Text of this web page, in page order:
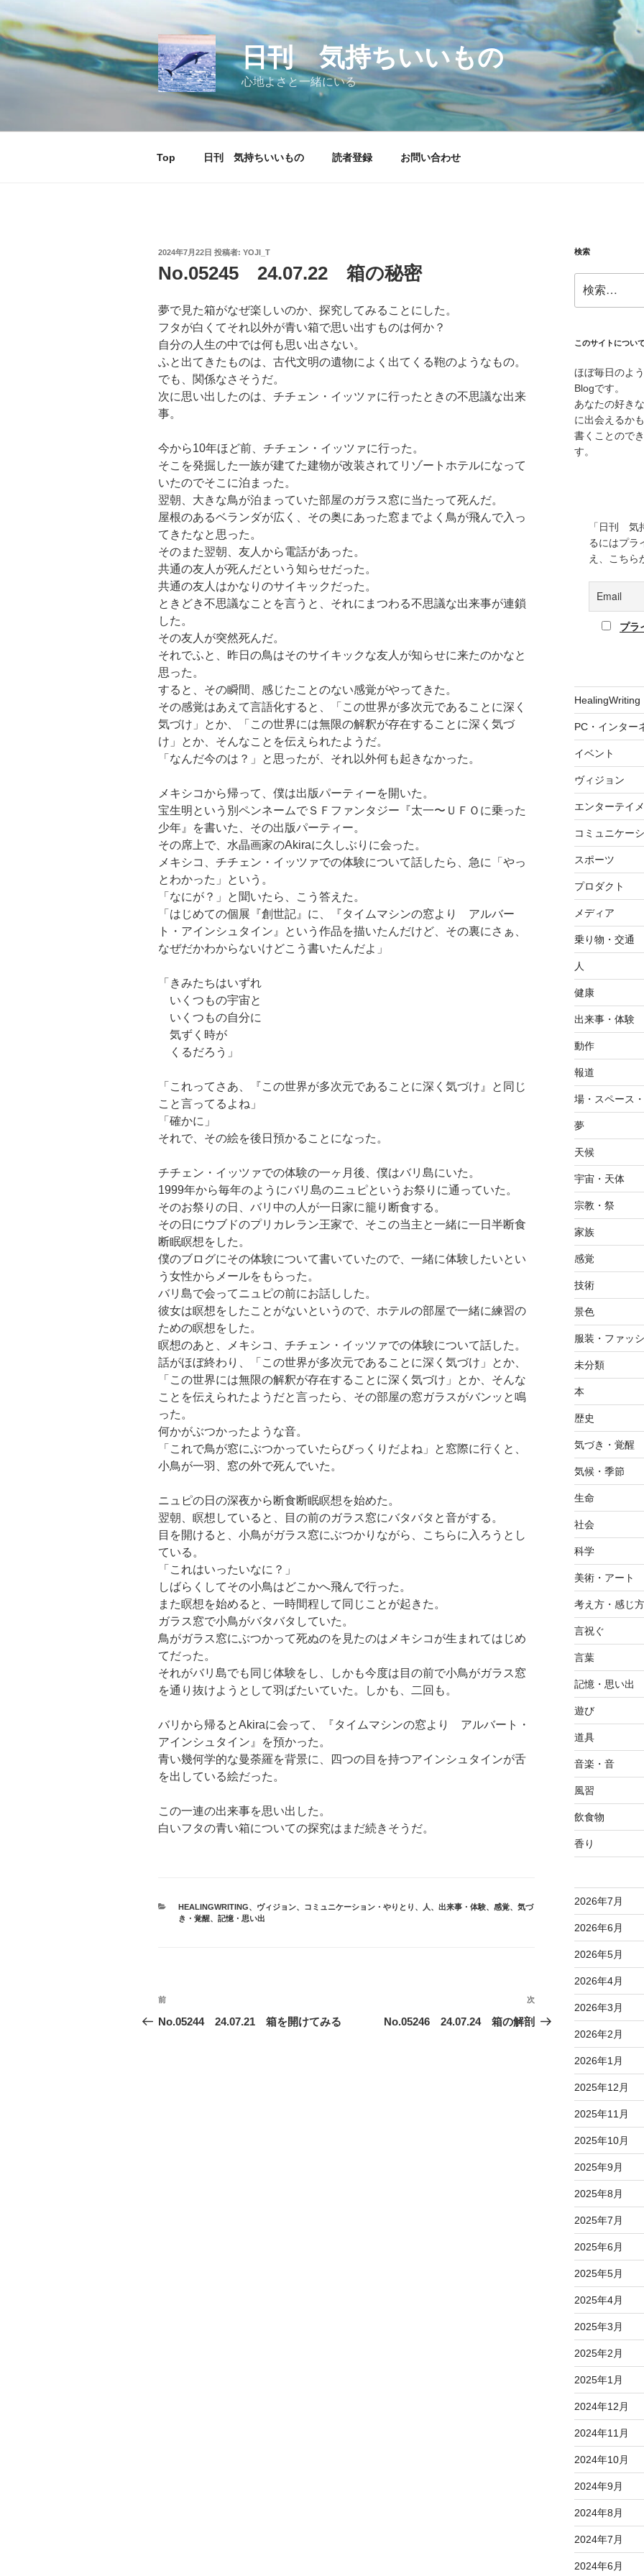
ン
テ
ン
キ
日刊 気持ちいいもの
心地よさと一緒にいる
Top 日刊 気持ちいいもの 読者登録 お問い合わせ
投
日:
2024年7月22日 投稿者: YOJI_T
No.05245 24.07.22 箱の秘密
夢で見た箱がなぜ楽しいのか、探究してみることにした。
フタが白くてそれ以外が青い箱で思い出すものは何か？
自分の人生の中では何も思い出さない。
ふと出てきたものは、古代文明の遺物によく出てくる鞄のようなもの。
でも、関係なさそうだ。
次に思い出したのは、チチェン・イッツァに行ったときの不思議な出来
事。
今から10年ほど前、チチェン・イッツァに行った。
そこを発掘した一族が建てた建物が改装されてリゾートホテルになって
いたのでそこに泊まった。
翌朝、大きな鳥が泊まっていた部屋のガラス窓に当たって死んだ。
屋根のあるベランダが広く、その奥にあった窓までよく鳥が飛んで入っ
てきたなと思った。
そのまた翌朝、友人から電話があった。
共通の友人が死んだという知らせだった。
共通の友人はかなりのサイキックだった。
ときどき不思議なことを言うと、それにまつわる不思議な出来事が連鎖
した。
その友人が突然死んだ。
それでふと、昨日の鳥はそのサイキックな友人が知らせに来たのかなと
思った。
すると、その瞬間、感じたことのない感覚がやってきた。
その感覚はあえて言語化すると、「この世界が多次元であることに深く
気づけ」とか、「この世界には無限の解釈が存在することに深く気づ
け」とか、そんなことを伝えられたようだ。
「なんだ今のは？」と思ったが、それ以外何も起きなかった。
メキシコから帰って、僕は出版パーティーを開いた。
宝生明という別ペンネームでＳＦファンタジー『太一〜ＵＦＯに乗った
少年』を書いた、その出版パーティー。
その席上で、水晶画家のAkiraに久しぶりに会った。
メキシコ、チチェン・イッツァでの体験について話したら、急に「やっ
とわかった」という。
「なにが？」と聞いたら、こう答えた。
「はじめての個展『創世記』に、『タイムマシンの窓より アルバー
ト・アインシュタイン』という作品を描いたんだけど、その裏にさぁ、
なぜだかわからないけどこう書いたんだよ」
「きみたちはいずれ
いくつもの宇宙と
いくつもの自分に
気ずく時が
くるだろう」
「これってさあ、『この世界が多次元であることに深く気づけ』と同じ
こと言ってるよね」
「確かに」
それで、その絵を後日預かることになった。
チチェン・イッツァでの体験の一ヶ月後、僕はバリ島にいた。
1999年から毎年のようにバリ島のニュピというお祭りに通っていた。
そのお祭りの日、バリ中の人が一日家に籠り断食する。
その日にウブドのプリカレラン王家で、そこの当主と一緒に一日半断食
断眠瞑想をした。
僕のブログにその体験について書いていたので、一緒に体験したいとい
う女性からメールをもらった。
バリ島で会ってニュピの前にお話しした。
彼女は瞑想をしたことがないというので、ホテルの部屋で一緒に練習の
ための瞑想をした。
瞑想のあと、メキシコ、チチェン・イッツァでの体験について話した。
話がほぼ終わり、「この世界が多次元であることに深く気づけ」とか、
「この世界には無限の解釈が存在することに深く気づけ」とか、そんな
ことを伝えられたようだと言ったら、その部屋の窓ガラスがバンッと鳴
った。
何かがぶつかったような音。
「これで鳥が窓にぶつかっていたらびっくりだよね」と窓際に行くと、
小鳥が一羽、窓の外で死んでいた。
ニュピの日の深夜から断食断眠瞑想を始めた。
翌朝、瞑想していると、目の前のガラス窓にバタバタと音がする。
目を開けると、小鳥がガラス窓にぶつかりながら、こちらに入ろうとし
ている。
「これはいったいなに？」
しばらくしてその小鳥はどこかへ飛んで行った。
また瞑想を始めると、一時間程して同じことが起きた。
ガラス窓で小鳥がバタバタしていた。
鳥がガラス窓にぶつかって死ぬのを見たのはメキシコが生まれてはじめ
てだった。
それがバリ島でも同じ体験をし、しかも今度は目の前で小鳥がガラス窓
を通り抜けようとして羽ばたいていた。しかも、二回も。
バリから帰るとAkiraに会って、『タイムマシンの窓より アルバート・
アインシュタイン』を預かった。
青い幾何学的な曼荼羅を背景に、四つの目を持つアインシュタインが舌
を出している絵だった。
この一連の出来事を思い出した。
白いフタの青い箱についての探究はまだ続きそうだ。
カ
テ
HEALINGWRITING、 ヴィジョン、 コミュニケーション・やりとり 、 人 、 出来事・体験、 感覚、 気づ
き・覚醒、 記憶・思い出
投
稿
前
の
前
No.05244 24.07.21 箱を開けてみる
次
の
次
No.05246 24.07.24 箱の解剖
検索
索:
このサイトについ
ほぼ毎日のよ
Blogです。
あなたの好き
に出会えるか
書くことので
す。
「日刊 気
るにはプラ
え、こちら
プラ
HealingWriting
PC・インター
イベント
ヴィジョン
エンターテイ
コミュニケー
スポーツ
プロダクト
メディア
乗り物・交通
人
健康
出来事・体験
動作
報道
場・スペース
夢
天候
宇宙・天体
宗教・祭
家族
感覚
技術
景色
服装・ファッ
未分類
本
歴史
気づき・覚醒
気候・季節
生命
社会
科学
美術・アート
考え方・感じ方
言祝ぐ
言葉
記憶・思い出
遊び
道具
音楽・音
風習
飲食物
香り
2026年7月
2026年6月
2026年5月
2026年4月
2026年3月
2026年2月
2026年1月
2025年12月
2025年11月
2025年10月
2025年9月
2025年8月
2025年7月
2025年6月
2025年5月
2025年4月
2025年3月
2025年2月
2025年1月
2024年12月
2024年11月
2024年10月
2024年9月
2024年8月
2024年7月
2024年6月